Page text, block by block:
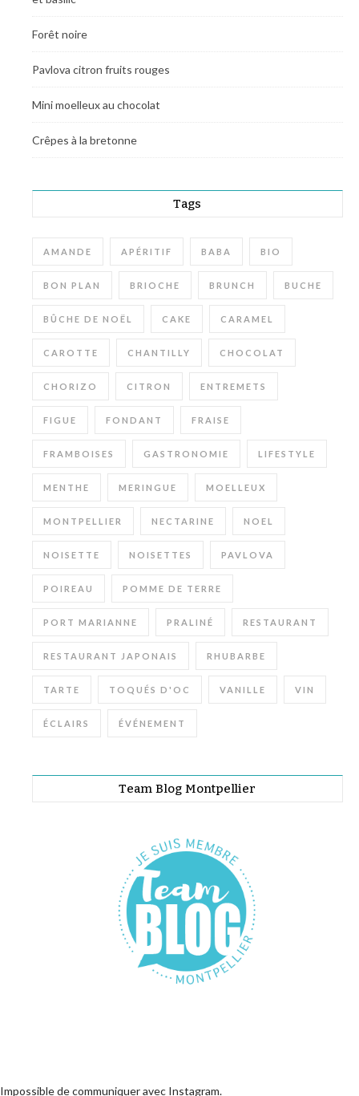
Forêt noire
Pavlova citron fruits rouges
Mini moelleux au chocolat
Crêpes à la bretonne
Tags
AMANDE APÉRITIF BABA BIO
BON PLAN BRIOCHE BRUNCH BUCHE
BÛCHE DE NOËL CAKE CARAMEL
CAROTTE CHANTILLY CHOCOLAT
CHORIZO CITRON ENTREMETS
FIGUE FONDANT FRAISE
FRAMBOISES GASTRONOMIE LIFESTYLE
MENTHE MERINGUE MOELLEUX
MONTPELLIER NECTARINE NOEL
NOISETTE NOISETTES PAVLOVA
POIREAU POMME DE TERRE
PORT MARIANNE PRALINÉ RESTAURANT
RESTAURANT JAPONAIS RHUBARBE
TARTE TOQUÉS D'OC VANILLE VIN
ÉCLAIRS ÉVÉNEMENT
Team Blog Montpellier
Impossible de communiquer avec Instagram.